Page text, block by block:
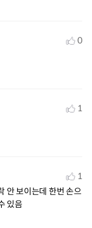
0
1
1
안 보이는데 한번 손으
있음